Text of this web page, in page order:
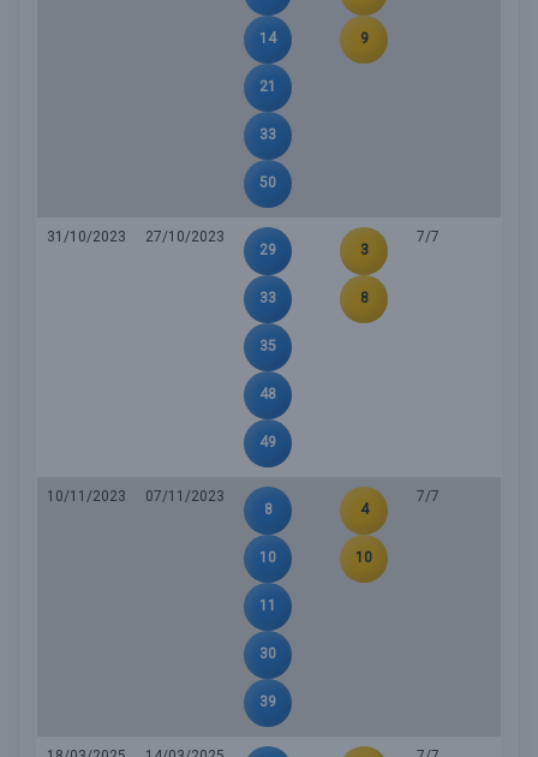
14
21
33
50
9
31/10/2023
27/10/2023
29
33
35
48
49
3
8
7/7
10/11/2023
07/11/2023
8
10
11
30
39
4
10
7/7